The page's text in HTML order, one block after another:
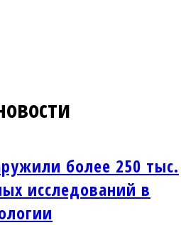
более 250 тыс.
исследований в